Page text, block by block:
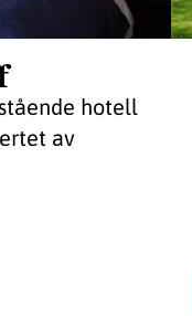
hotell
av